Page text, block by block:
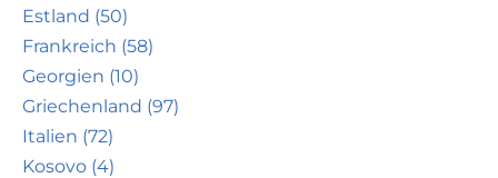
Estland (50)
Frankreich (58)
Georgien (10)
Griechenland (97)
Italien (72)
Kosovo (4)